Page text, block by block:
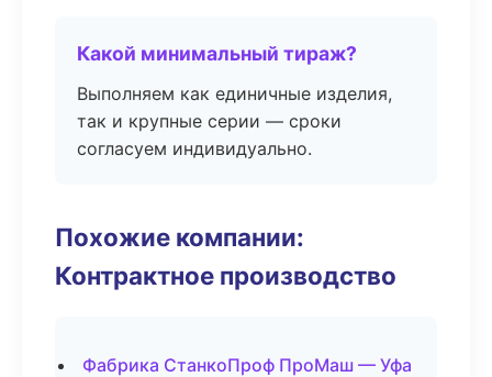
Какой минимальный тираж?
Выполняем как единичные изделия,
так и крупные серии — сроки
согласуем индивидуально.
Похожие компании:
Контрактное производство
Фабрика СтанкоПроф ПроМаш — Уфа